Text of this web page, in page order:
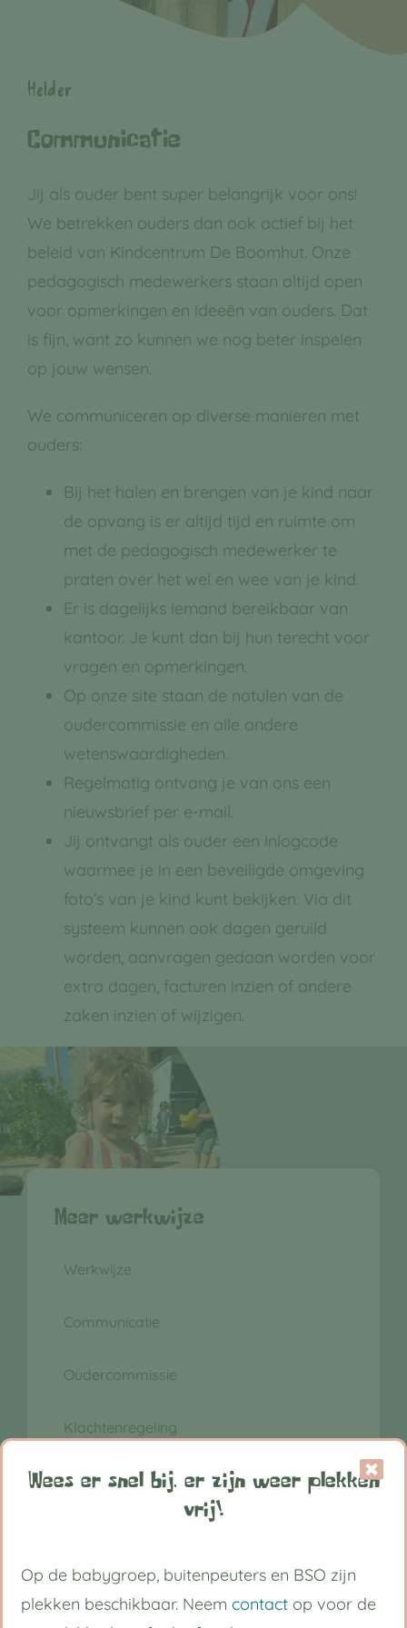
Helder
Communicatie
Jij als ouder bent super belangrijk voor ons!
We betrekken ouders dan ook actief bij het
beleid van Kindcentrum De Boomhut. Onze
pedagogisch medewerkers staan altijd open
voor opmerkingen en ideeën van ouders. Dat
is fijn, want zo kunnen we nog beter inspelen
op jouw wensen.
We communiceren op diverse manieren met
ouders:
Bij het halen en brengen van je kind naar
de opvang is er altijd tijd en ruimte om
met de pedagogisch medewerker te
praten over het wel en wee van je kind.
Er is dagelijks iemand bereikbaar van
kantoor. Je kunt dan bij hun terecht voor
vragen en opmerkingen.
Op onze site staan de notulen van de
oudercommissie en alle andere
wetenswaardigheden.
Regelmatig ontvang je van ons een
nieuwsbrief per e-mail.
Jij ontvangt als ouder een inlogcode
waarmee je in een beveiligde omgeving
foto’s van je kind kunt bekijken. Via dit
systeem kunnen ook dagen geruild
worden, aanvragen gedaan worden voor
extra dagen, facturen inzien of andere
zaken inzien of wijzigen.
Meer werkwijze
Werkwijze
Communicatie
Oudercommissie
Klachtenregeling
Wees er snel bij, er zijn weer plekken
vrij!
Op de babygroep, buitenpeuters en BSO zijn
plekken beschikbaar. Neem contactop voor de